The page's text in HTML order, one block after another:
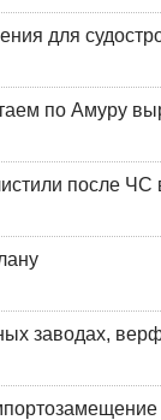
для
по Амуру
после ЧС
заводах,